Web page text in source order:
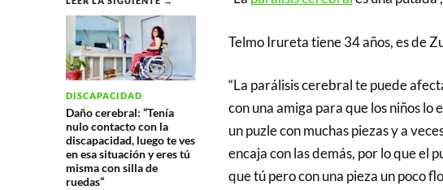
DISCAPACIDAD
Daño cerebral: “Tenía
nulo contacto con la
discapacidad, luego te ves
en esa situación y eres tú
misma con silla de
ruedas”
Telmo Irureta tiene 34 años, es de
“La parálisis cerebral te puede
con una amiga para que los niños
un puzle con muchas piezas y a
encaja con las demás, por lo que el
que tú pero con una pieza un poco